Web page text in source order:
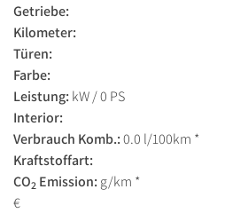
Getriebe:
Kilometer:
Türen:
Farbe:
Leistung: kW / 0 PS
Interior:
Verbrauch Komb.:0.0 l/100km *
Kraftstoffart:
CO2 Emission: g/km *
€